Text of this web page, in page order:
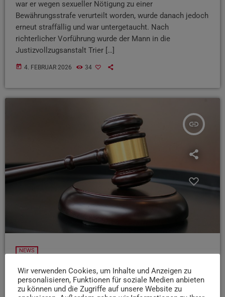
war er wegen sexueller Nötigung zu einer
Bewährungsstrafe verurteilt worden, wurde danach jedoch
erneut straffällig und war untergetaucht. Nach
richterlicher Vorführung wurde der Mann in die
Justizvollzugsanstalt Trier […]
today 4. FEBRUAR 2026 34
insert_link
NEWS
Tödlicher Unfall auf der A60 – US-Soldat
verurteilt
Nach einem tödlichen Falschfahrer-Crash in der Eifel hat
Wir verwenden Cookies, um Inhalte und Anzeigen zu
personalisieren, Funktionen für soziale Medien anbieten
zu können und die Zugriffe auf unsere Website zu